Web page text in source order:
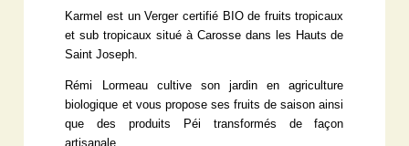
Karmel est un Verger certifié BIO de fruits tropicaux
et sub tropicaux situé à Carosse dans les Hauts de
Saint Joseph.
Rémi Lormeau cultive son jardin en agriculture
biologique et vous propose ses fruits de saison ainsi
que des produits Péi transformés de façon
artisanale.